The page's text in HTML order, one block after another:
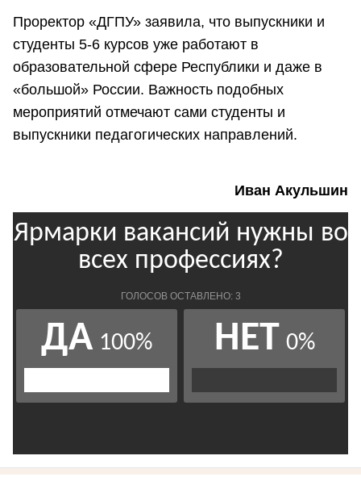
Проректор «ДГПУ» заявила, что выпускники и
студенты 5-6 курсов уже работают в
образовательной сфере Республики и даже в
«большой» России. Важность подобных
мероприятий отмечают сами студенты и
выпускники педагогических направлений.
Иван Акульшин